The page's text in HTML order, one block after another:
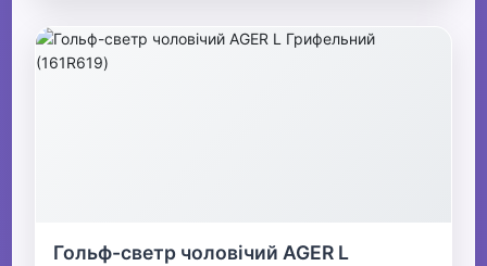
Гольф-светр чоловічий AGER L